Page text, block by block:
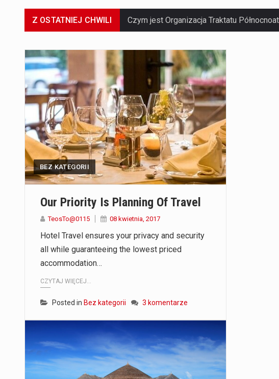
Z OSTATNIEJ CHWILI
BEZ KATEGORII
Our Priority Is Planning Of Travel
TeosTo@0115 08 kwietnia, 2017
Hotel Travel ensures your privacy and security
all while guaranteeing the lowest priced
accommodation…
CZYTAJ WIĘCEJ...
Posted in Bez kategorii 3 komentarze